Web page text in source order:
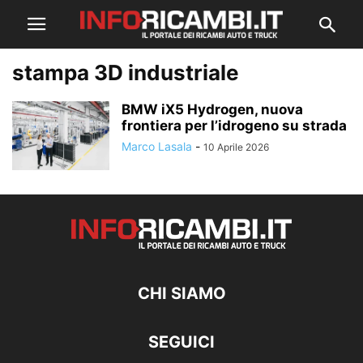
stampa 3D industriale
BMW iX5 Hydrogen, nuova
frontiera per l’idrogeno su strada
Marco Lasala - 10 Aprile 2026
CHI SIAMO
SEGUICI